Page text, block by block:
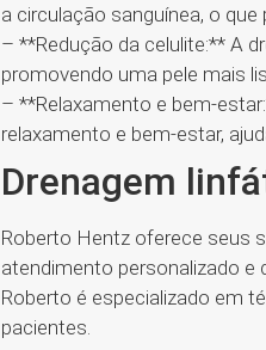
a circulação sanguínea, o
– **Redução da celulite:** A
promovendo uma pele mais
– **Relaxamento e bem-
relaxamento e bem-estar,
Drenagem
Roberto Hentz oferece seus
atendimento personalizado e
Roberto é especializado em
pacientes.